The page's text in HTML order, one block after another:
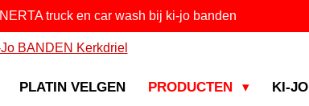
NERTA truck en car wash bij ki-jo banden
PLATIN VELGEN PRODUCTEN
KI-